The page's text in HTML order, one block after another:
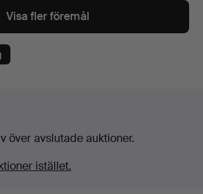
Visa fler föremål
över avslutade auktioner.
istället.